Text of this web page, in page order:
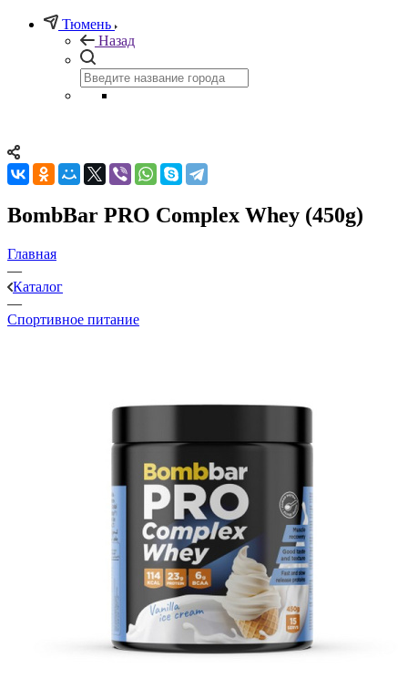
Тюмень
Назад
BombBar PRO Complex Whey (450g)
Главная
—
Каталог
—
Спортивное питание